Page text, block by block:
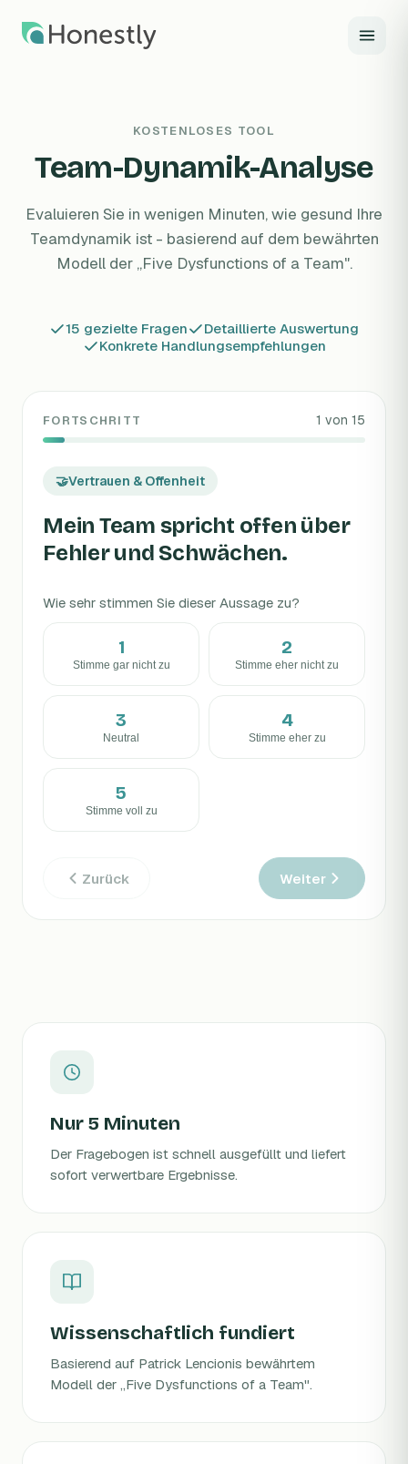
KOSTENLOSES TOOL
Team-Dynamik-Analyse
Evaluieren Sie in wenigen Minuten, wie gesund Ihre
Teamdynamik ist - basierend auf dem bewährten
Modell der „Five Dysfunctions of a Team".
15 gezielte Fragen
Detaillierte Auswertung
Konkrete Handlungsempfehlungen
FORTSCHRITT 1 von 15
🤝Vertrauen & Offenheit
Mein Team spricht offen über
Fehler und Schwächen.
Wie sehr stimmen Sie dieser Aussage zu?
1
Stimme gar nicht zu
2
Stimme eher nicht zu
3
Neutral
4
Stimme eher zu
5
Stimme voll zu
Zurück Weiter
Nur 5 Minuten
Der Fragebogen ist schnell ausgefüllt und liefert
sofort verwertbare Ergebnisse.
Wissenschaftlich fundiert
Basierend auf Patrick Lencionis bewährtem
Modell der „Five Dysfunctions of a Team".